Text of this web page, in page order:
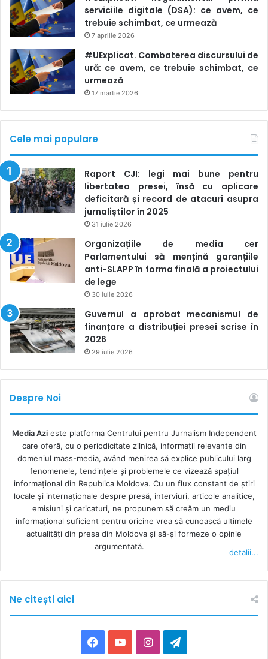
serviciile digitale (DSA): ce avem, ce
trebuie schimbat, ce urmează
7 aprilie 2026
#UExplicat. Combaterea discursului de
ură: ce avem, ce trebuie schimbat, ce
urmează
17 martie 2026
Cele mai populare
Raport CJI: legi mai bune pentru
libertatea presei, însă cu aplicare
deficitară și record de atacuri asupra
jurnaliștilor în 2025
31 iulie 2026
Organizațiile de media cer
Parlamentului să mențină garanțiile
anti-SLAPP în forma finală a proiectului
de lege
30 iulie 2026
Guvernul a aprobat mecanismul de
finanțare a distribuției presei scrise în
2026
29 iulie 2026
Despre Noi
Media Azieste platforma Centrului pentru Jurnalism Independent
care oferă, cu o periodicitate zilnică, informații relevante din
domeniul mass-media, având menirea să explice publicului larg
fenomenele, tendințele și problemele ce vizează spațiul
informațional din Republica Moldova. Cu un flux constant de ştiri
locale şi internaţionale despre presă, interviuri, articole analitice,
emisiuni și caricaturi, ne propunem să creăm un mediu
informaţional suficient pentru oricine vrea să cunoască ultimele
actualităţi din presa din Moldova şi să-şi formeze o opinie
argumentată.
detalii...
Ne citești aici
I